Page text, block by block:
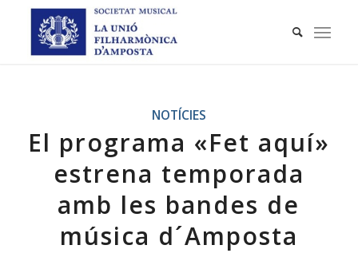
NOTÍCIES
El programa «Fet aquí»
estrena temporada
amb les bandes de
música d´Amposta